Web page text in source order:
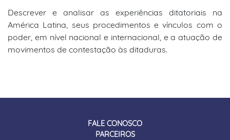
Descrever e analisar as experiências ditatoriais na
América Latina, seus procedimentos e vínculos com o
poder, em nível nacional e internacional, e a atuação de
movimentos de contestação às ditaduras.
FALE CONOSCO
PARCEIROS